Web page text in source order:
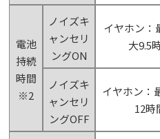
電池
持続
時間
※2
ノイズキ
ャンセリ
ングON
イヤホン：
大9.5
ノイズキ
ャンセリ
ングOFF
イヤホン：
12時